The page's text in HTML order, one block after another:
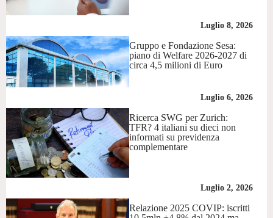
Luglio 8, 2026
Gruppo e Fondazione Sesa:
piano di Welfare 2026-2027 di
circa 4,5 milioni di Euro
Luglio 6, 2026
Ricerca SWG per Zurich:
TFR? 4 italiani su dieci non
informati su previdenza
complementare
Luglio 2, 2026
Relazione 2025 COVIP: iscritti